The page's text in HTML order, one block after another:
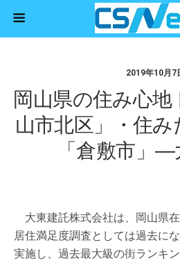
2019年10月7
岡山県の住み心地
山市北区」・住
「倉敷市」
大東建託株式会社は、岡山県在
居住満足度調査としては過去に
実施し、過去最大級の街ランキ